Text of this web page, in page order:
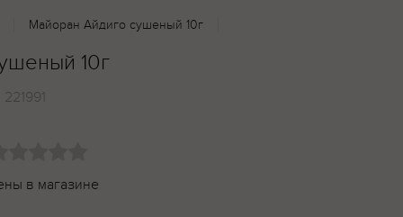
Майоран Айдиго сушеный 10г
10г
221991
в магазине